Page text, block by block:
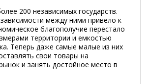
200 независимых государств.
между ними привело к
благополучие перестало
территории и емкостью
Теперь даже самые малые из них
свои товары на
и занять достойное место в